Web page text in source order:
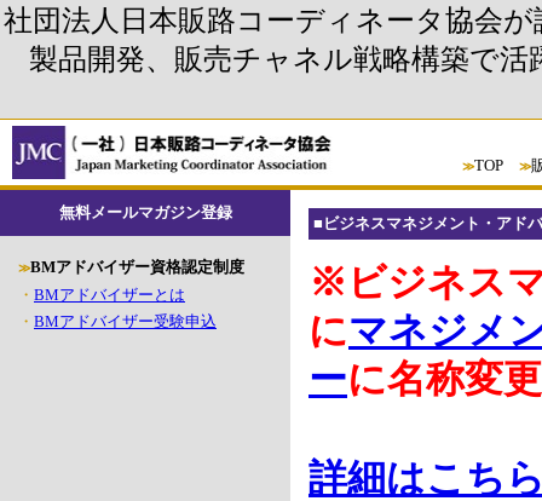
社団法人日本販路コーディネータ協会
製品開発、販売チャネル戦略構築で
≫TOP ≫
無料メールマガジン登録
≫BMアドバイザー資格認定制度
・ BMアドバイザーとは
・ BMアドバイザー受験申込
■ ビジネスマネジメント・ア
※ビジネス
にマネジメ
ーに名称変
詳細はこち